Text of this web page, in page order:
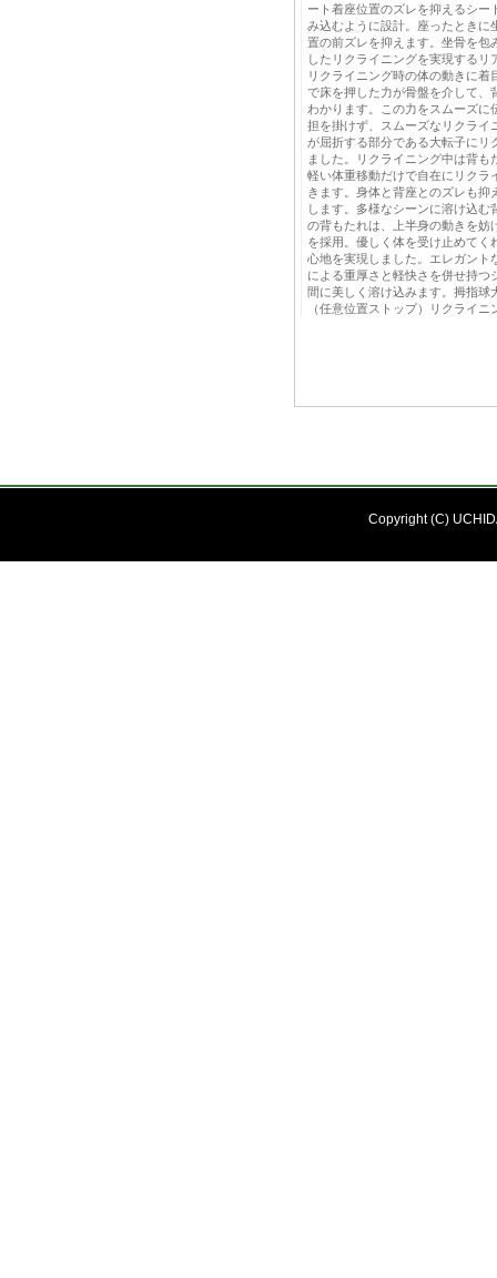
ート着座位置のズレを抑えるシー
み込むように設計。座ったときに
置の前ズレを抑えます。坐骨を包
したリクライニングを実現する
リクライニング時の体の動きに
で床を押した力が骨盤を介して、
わかります。この力をスムーズに
担を掛けず、スムーズなリクライ
が屈折する部分である大転子にリ
ました。リクライニング中は背
軽い体重移動だけで自在にリクラ
きます。身体と背座とのズレも
します。多様なシーンに溶け込
の背もたれは、上半身の動きを妨
を採用。優しく体を受け止めてく
心地を実現しました。エレガント
による重厚さと軽快さを併せ持つ
間に美しく溶け込みます。拇指球
（任意位置ストップ）リクライ
Copyright (C)